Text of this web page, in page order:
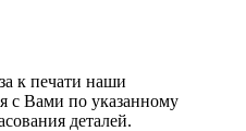
к печати наши
с Вами по указанному
деталей.